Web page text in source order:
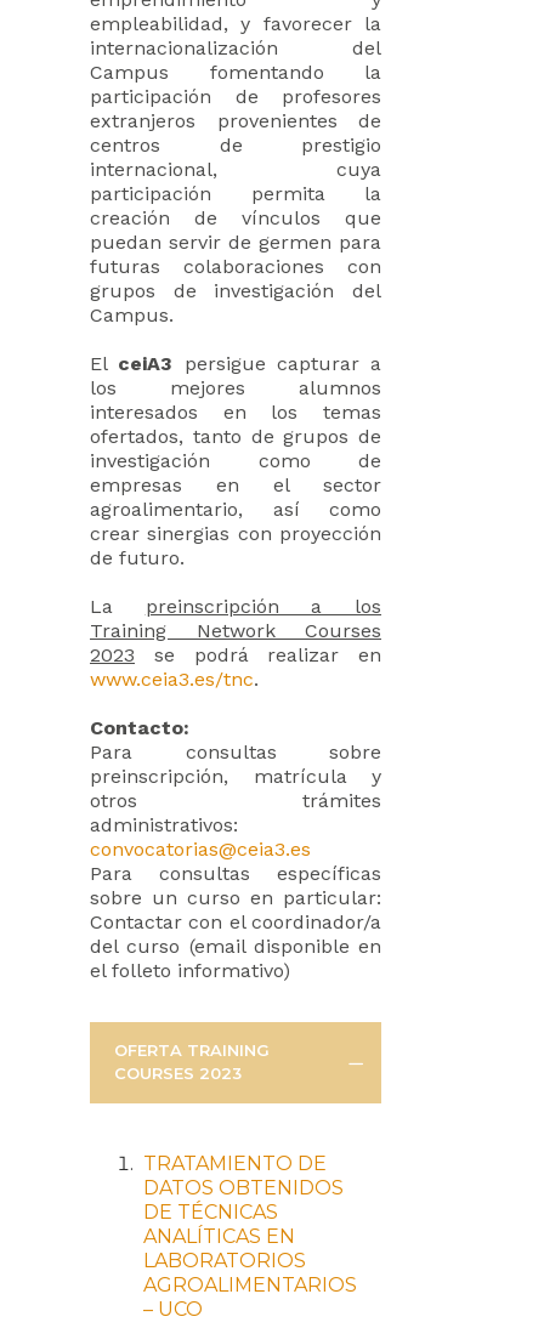
empleabilidad, y favorecer la
internacionalización del
Campus fomentando la
participación de profesores
extranjeros provenientes de
centros de prestigio
internacional, cuya
participación permita la
creación de vínculos que
puedan servir de germen para
futuras colaboraciones con
grupos de investigación del
Campus.
El ceiA3 persigue capturar a
los mejores alumnos
interesados en los temas
ofertados, tanto de grupos de
investigación como de
empresas en el sector
agroalimentario, así como
crear sinergias con proyección
de futuro.
La preinscripción a los
Training Network Courses
2023 se podrá realizar en
www.ceia3.es/tnc.
Contacto:
Para consultas sobre
preinscripción, matrícula y
otros trámites
administrativos:
convocatorias@ceia3.es
Para consultas específicas
sobre un curso en particular:
Contactar con el coordinador/a
del curso (email disponible en
el folleto informativo)
OFERTA TRAINING
COURSES 2023
TRATAMIENTO DE
DATOS OBTENIDOS
DE TÉCNICAS
ANALÍTICAS EN
LABORATORIOS
AGROALIMENTARIOS
– UCO